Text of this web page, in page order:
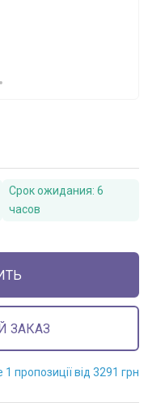
Срок ожидания: 6
часов
ЗАКАЗ
1 пропозиції від 3291 грн